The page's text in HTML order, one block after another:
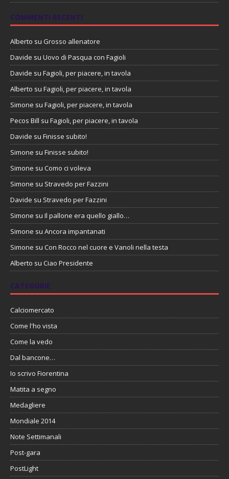
COMMENTI RECENTI
Alberto su Grosso allenatore
Davide su Uovo di Pasqua con Fagioli
Davide su Fagioli, per piacere, in tavola
Alberto su Fagioli, per piacere, in tavola
Simone su Fagioli, per piacere, in tavola
Pecos Bill su Fagioli, per piacere, in tavola
Davide su Finisse subito!
Simone su Finisse subito!
Simone su Como ci voleva
Simone su Stravedo per Fazzini
Davide su Stravedo per Fazzini
Simone su Il pallone era quello giallo…
Simone su Ancora impantanati
Simone su Con Rocco nel cuore e Vanoli nella testa
Alberto su Ciao Presidente
CATEGORIE
Calciomercato
Come l'ho vista
Come la vedo
Dal bancone…
Io scrivo Fiorentina
Matita a segno
Medagliere
Mondiale 2014
Note Settimanali
Post-gara
PostLight